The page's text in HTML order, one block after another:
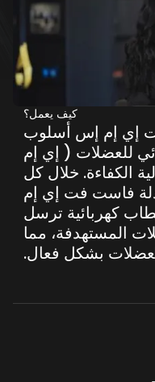
كيف يعمل؟
إي إم إس أسلوب
للعضلات ( إي إم
الكفاءة. خلال كل
فاست فت إي إم
كهربائية ترسل
المستهدفة، مما
بشكل فعال.